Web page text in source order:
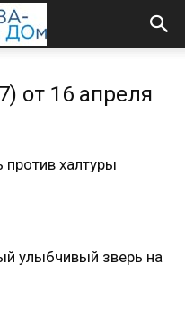
от 16 апреля
против халтуры
улыбчивый зверь на